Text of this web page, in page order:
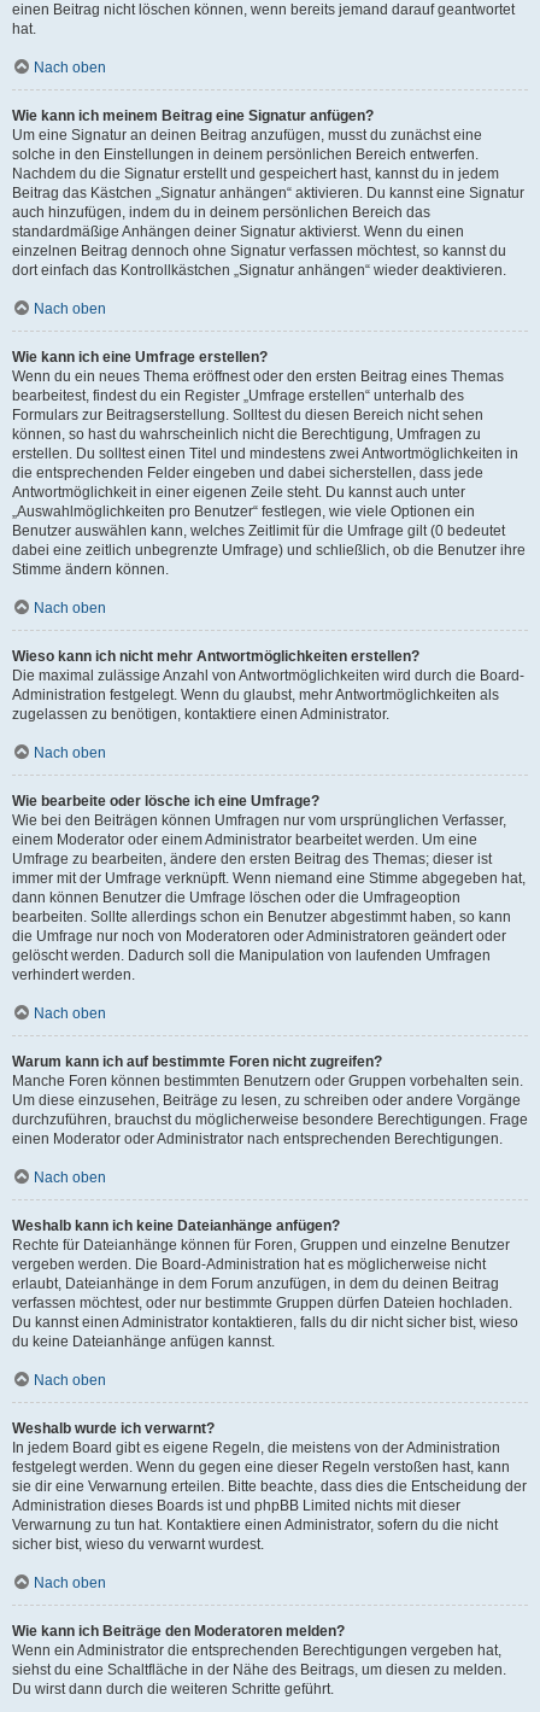
einen Beitrag nicht löschen können, wenn bereits jemand darauf geantwortet
hat.
Nach oben
Wie kann ich meinem Beitrag eine Signatur anfügen?
Um eine Signatur an deinen Beitrag anzufügen, musst du zunächst eine
solche in den Einstellungen in deinem persönlichen Bereich entwerfen.
Nachdem du die Signatur erstellt und gespeichert hast, kannst du in jedem
Beitrag das Kästchen „Signatur anhängen“ aktivieren. Du kannst eine Signatur
auch hinzufügen, indem du in deinem persönlichen Bereich das
standardmäßige Anhängen deiner Signatur aktivierst. Wenn du einen
einzelnen Beitrag dennoch ohne Signatur verfassen möchtest, so kannst du
dort einfach das Kontrollkästchen „Signatur anhängen“ wieder deaktivieren.
Nach oben
Wie kann ich eine Umfrage erstellen?
Wenn du ein neues Thema eröffnest oder den ersten Beitrag eines Themas
bearbeitest, findest du ein Register „Umfrage erstellen“ unterhalb des
Formulars zur Beitragserstellung. Solltest du diesen Bereich nicht sehen
können, so hast du wahrscheinlich nicht die Berechtigung, Umfragen zu
erstellen. Du solltest einen Titel und mindestens zwei Antwortmöglichkeiten in
die entsprechenden Felder eingeben und dabei sicherstellen, dass jede
Antwortmöglichkeit in einer eigenen Zeile steht. Du kannst auch unter
„Auswahlmöglichkeiten pro Benutzer“ festlegen, wie viele Optionen ein
Benutzer auswählen kann, welches Zeitlimit für die Umfrage gilt (0 bedeutet
dabei eine zeitlich unbegrenzte Umfrage) und schließlich, ob die Benutzer ihre
Stimme ändern können.
Nach oben
Wieso kann ich nicht mehr Antwortmöglichkeiten erstellen?
Die maximal zulässige Anzahl von Antwortmöglichkeiten wird durch die Board-
Administration festgelegt. Wenn du glaubst, mehr Antwortmöglichkeiten als
zugelassen zu benötigen, kontaktiere einen Administrator.
Nach oben
Wie bearbeite oder lösche ich eine Umfrage?
Wie bei den Beiträgen können Umfragen nur vom ursprünglichen Verfasser,
einem Moderator oder einem Administrator bearbeitet werden. Um eine
Umfrage zu bearbeiten, ändere den ersten Beitrag des Themas; dieser ist
immer mit der Umfrage verknüpft. Wenn niemand eine Stimme abgegeben hat,
dann können Benutzer die Umfrage löschen oder die Umfrageoption
bearbeiten. Sollte allerdings schon ein Benutzer abgestimmt haben, so kann
die Umfrage nur noch von Moderatoren oder Administratoren geändert oder
gelöscht werden. Dadurch soll die Manipulation von laufenden Umfragen
verhindert werden.
Nach oben
Warum kann ich auf bestimmte Foren nicht zugreifen?
Manche Foren können bestimmten Benutzern oder Gruppen vorbehalten sein.
Um diese einzusehen, Beiträge zu lesen, zu schreiben oder andere Vorgänge
durchzuführen, brauchst du möglicherweise besondere Berechtigungen. Frage
einen Moderator oder Administrator nach entsprechenden Berechtigungen.
Nach oben
Weshalb kann ich keine Dateianhänge anfügen?
Rechte für Dateianhänge können für Foren, Gruppen und einzelne Benutzer
vergeben werden. Die Board-Administration hat es möglicherweise nicht
erlaubt, Dateianhänge in dem Forum anzufügen, in dem du deinen Beitrag
verfassen möchtest, oder nur bestimmte Gruppen dürfen Dateien hochladen.
Du kannst einen Administrator kontaktieren, falls du dir nicht sicher bist, wieso
du keine Dateianhänge anfügen kannst.
Nach oben
Weshalb wurde ich verwarnt?
In jedem Board gibt es eigene Regeln, die meistens von der Administration
festgelegt werden. Wenn du gegen eine dieser Regeln verstoßen hast, kann
sie dir eine Verwarnung erteilen. Bitte beachte, dass dies die Entscheidung der
Administration dieses Boards ist und phpBB Limited nichts mit dieser
Verwarnung zu tun hat. Kontaktiere einen Administrator, sofern du die nicht
sicher bist, wieso du verwarnt wurdest.
Nach oben
Wie kann ich Beiträge den Moderatoren melden?
Wenn ein Administrator die entsprechenden Berechtigungen vergeben hat,
siehst du eine Schaltfläche in der Nähe des Beitrags, um diesen zu melden.
Du wirst dann durch die weiteren Schritte geführt.